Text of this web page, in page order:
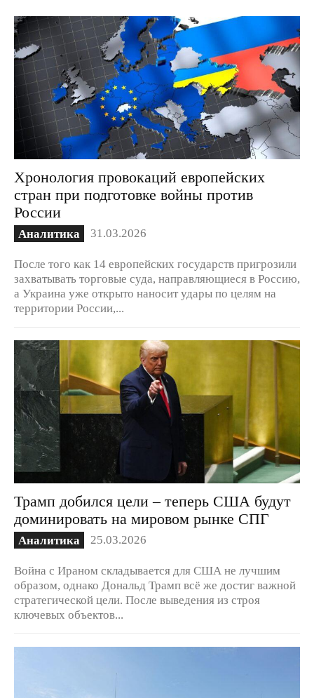
Хронология провокаций европейских
стран при подготовке войны против
России
Аналитика 31.03.2026
После того как 14 европейских государств пригрозили
захватывать торговые суда, направляющиеся в Россию,
а Украина уже открыто наносит удары по целям на
территории России,...
Трамп добился цели – теперь США будут
доминировать на мировом рынке СПГ
Аналитика 25.03.2026
Война с Ираном складывается для США не лучшим
образом, однако Дональд Трамп всё же достиг важной
стратегической цели. После выведения из строя
ключевых объектов...